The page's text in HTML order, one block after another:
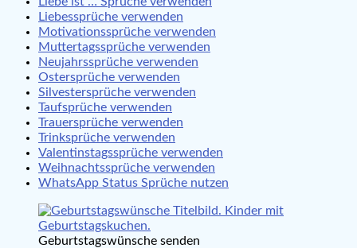
Liebessprüche verwenden
Motivationssprüche verwenden
Muttertagssprüche verwenden
Neujahrssprüche verwenden
Ostersprüche verwenden
Silvestersprüche verwenden
Taufsprüche verwenden
Trauersprüche verwenden
Trinksprüche verwenden
Valentinstagssprüche verwenden
Weihnachtssprüche verwenden
WhatsApp Status Sprüche nutzen
Geburtstagswünsche senden